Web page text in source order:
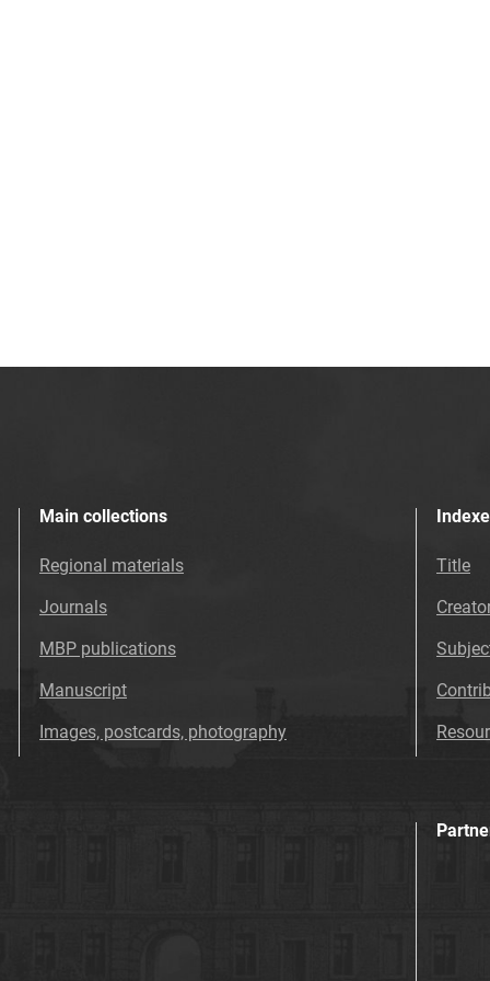
Main collections
Regional materials
Journals
MBP publications
Manuscript
Images, postcards, photography
Title